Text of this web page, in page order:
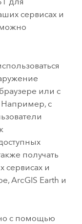
сервисах и
можно
или с
с
получать
сервисах и
ArcGIS Earth и
с помощью